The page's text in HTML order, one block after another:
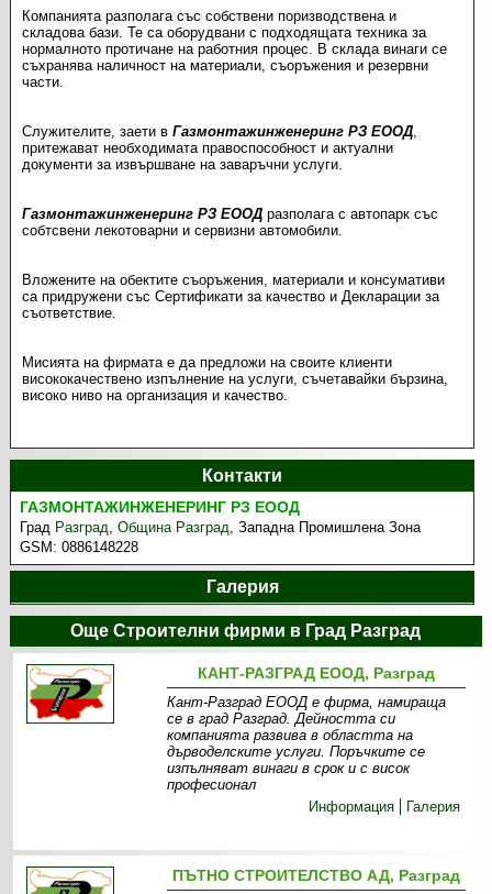
Компанията разполага със собствени поризводствена и
складова бази. Те са оборудвани с подходящата техника за
нормалното протичане на работния процес. В склада винаги се
съхранява наличност на материали, съоръжения и резервни
части.
Служителите, заети в Газмонтажинженеринг РЗ ЕООД,
притежават необходимата правоспособност и актуални
документи за извършване на заваръчни услуги.
Газмонтажинженеринг РЗ ЕООДразполага с автопарк със
собтсвени лекотоварни и сервизни автомобили.
Вложените на обектите съоръжения, материали и консумативи
са придружени със Сертификати за качество и Декларации за
съответствие.
Мисията на фирмата е да предложи на своите клиенти
висококачествено изпълнение на услуги, съчетавайки бързина,
високо ниво на организация и качество.
Контакти
ГАЗМОНТАЖИНЖЕНЕРИНГ РЗ ЕООД
Град Разград ,Община Разград ,Западна Промишлена Зона
GSM:0886148228
Галерия
Още Строителни фирми в Град Разград
КАНТ-РАЗГРАД ЕООД, Разград
Кант-Разград ЕООД е фирма, намираща
се в град Разград. Дейността си
компанията развива в областта на
дърводелските услуги. Поръчките се
изпълняват винаги в срок и с висок
професионал
Информация
Галерия
ПЪТНО СТРОИТЕЛСТВО АД, Разград